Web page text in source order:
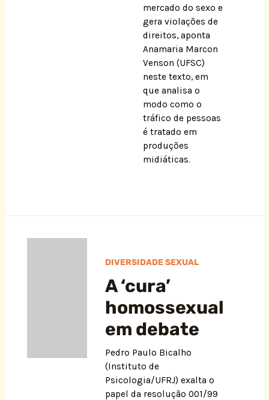
mercado do sexo e
gera violações de
direitos, aponta
Anamaria Marcon
Venson (UFSC)
neste texto, em
que analisa o
modo como o
tráfico de pessoas
é tratado em
produções
midiáticas.
DIVERSIDADE SEXUAL
A ‘cura’
homossexual
em debate
Pedro Paulo Bicalho
(Instituto de
Psicologia/UFRJ) exalta o
papel da resolução 001/99